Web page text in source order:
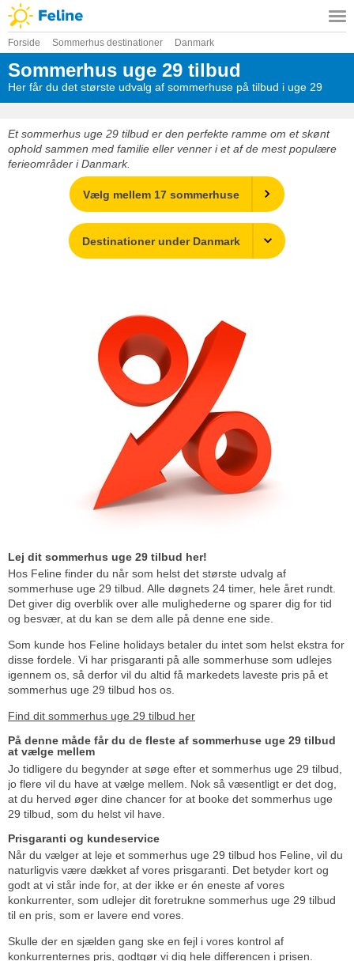
Forside Sommerhus destinationer Danmark
Sommerhus uge 29 tilbud
Her får du det største udvalg af sommerhuse på tilbud i uge 29
Et sommerhus uge 29 tilbud er den perfekte ramme om et skønt
ophold sammen med familie eller venner i et af de mest populære
ferieområder i Danmark.
Vælg mellem 17 sommerhuse
Destinationer under Danmark
Lej dit sommerhus uge 29 tilbud her!
Hos Feline finder du når som helst det største udvalg af
sommerhuse uge 29 tilbud. Alle døgnets 24 timer, hele året rundt.
Det giver dig overblik over alle mulighederne og sparer dig for tid
og besvær, at du kan se dem alle på denne ene side.
Som kunde hos Feline holidays betaler du intet som helst ekstra for
disse fordele. Vi har prisgaranti på alle sommerhuse som udlejes
igennem os, så derfor vil du altid få markedets laveste pris på et
sommerhus uge 29 tilbud hos os.
Find dit sommerhus uge 29 tilbud her
På denne måde får du de fleste af sommerhuse uge 29 tilbud
at vælge mellem
Jo tidligere du begynder at søge efter et sommerhus uge 29 tilbud,
jo flere vil du have at vælge mellem. Nok så væsentligt er det dog,
at du herved øger dine chancer for at booke det sommerhus uge
29 tilbud, som du helst vil have.
Prisgaranti og kundeservice
Når du vælger at leje et sommerhus uge 29 tilbud hos Feline, vil du
naturligvis være dækket af vores prisgaranti. Det betyder kort og
godt at vi står inde for, at der ikke er én eneste af vores
konkurrenter, som udlejer dit foretrukne sommerhus uge 29 tilbud
til en pris, som er lavere end vores.
Skulle der en sjælden gang ske en fejl i vores kontrol af
konkurrenternes pris, godtgør vi dig hele differencen i prisen.